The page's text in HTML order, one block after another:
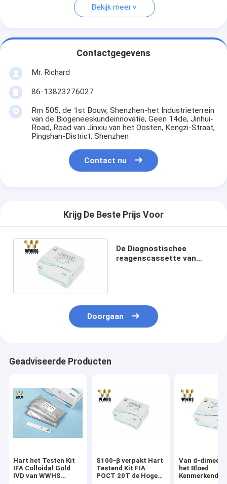
Bekijk meer
Contactgegevens
Mr. Richard
86-13823276027
Rm 505, de 1st Bouw, Shenzhen-het Industrieterrein
van de Biogeneeskundeinnovatie, Geen 14de, Jinhui-
Road, Road van Jinxiu van het Oosten, Kengzi-Straat,
Pingshan-District, Shenzhen
Contact nu
Krijg De Beste Prijs Voor
De Diagnostischee
reagenscassette van
Doorgaan
Geadviseerde Producten
Hart het Testen Kit
IFA Colloidal Gold
IVD van WWHS
S100-β verpakt Hart
Testend Kit FIA
POCT 20T de Hoge
Van d-dimeer
het Bloed
Kenmerkende